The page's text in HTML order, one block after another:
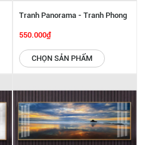
Tranh Panorama - Tranh Phong
Cảnh SGP 6142252
550.000₫
CHỌN SẢN PHẨM